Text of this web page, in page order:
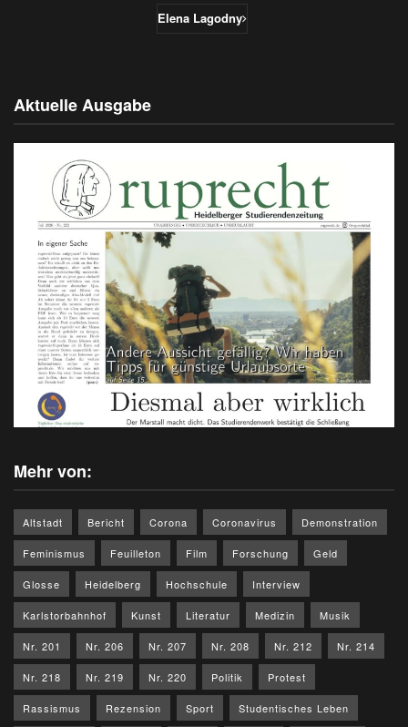
Elena Lagodny
Aktuelle Ausgabe
Mehr von:
Altstadt Bericht Corona Coronavirus Demonstration
Feminismus Feuilleton Film Forschung Geld
Glosse Heidelberg Hochschule Interview
Karlstorbahnhof Kunst Literatur Medizin Musik
Nr. 201 Nr. 206 Nr. 207 Nr. 208 Nr. 212 Nr. 214
Nr. 218 Nr. 219 Nr. 220 Politik Protest
Rassismus Rezension Sport Studentisches Leben